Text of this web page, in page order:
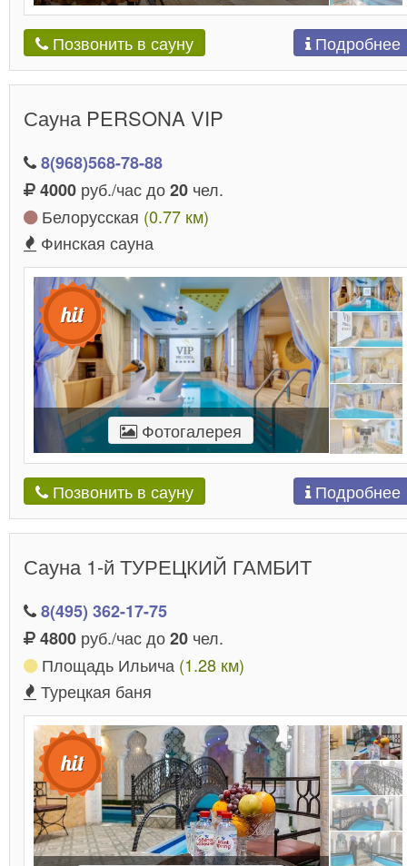
Позвонить в сауну Подробнее
Сауна PERSONA VIP
8(968)568-78-88
4000 руб./час до20 чел.
Белорусская (0.77 км)
Финская сауна
Фотогалерея
Позвонить в сауну Подробнее
Сауна 1-й ТУРЕЦКИЙ ГАМБИТ
8(495) 362-17-75
4800 руб./час до20 чел.
Площадь Ильича (1.28 км)
Турецкая баня